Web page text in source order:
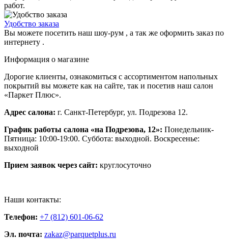
работ.
Удобство заказа
Вы можете посетить наш шоу-рум , а так же оформить заказ по
интернету .
Информация о магазине
Дорогие клиенты, ознакомиться с ассортиментом напольных
покрытий вы можете как на сайте, так и посетив наш салон
«Паркет Плюс».
Адрес салона: г. Санкт-Петербург, ул. Подрезова 12.
График работы салона «на Подрезова, 12»: Понедельник-
Пятница: 10:00-19:00. Суббота: выходной. Воскресенье:
выходной
Прием заявок через сайт: круглосуточно
Наши контакты:
Телефон: +7 (812) 601-06-62
Эл. почта: zakaz@parquetplus.ru